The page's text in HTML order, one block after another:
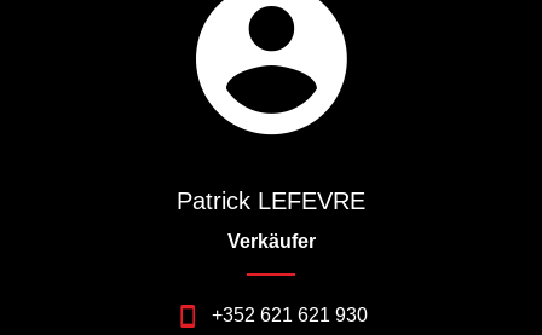
Patrick LEFEVRE
Verkäufer
+352 621 621 930